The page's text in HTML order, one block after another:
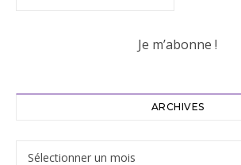
ARCHIVES
Archives